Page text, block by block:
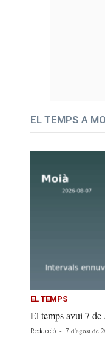
EL TEMPS A
EL TEMPS
El temps avui 7 de
Redacció - 7 d'agost de